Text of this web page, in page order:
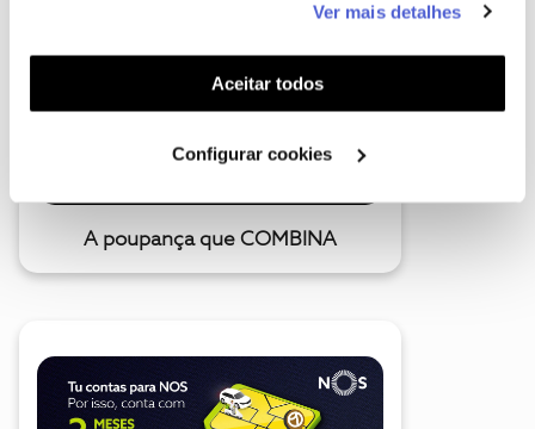
funcionalidades (cookies de personalização e
funcionalidade) e adaptar anúncios aos seus interesses
(cookies de publicidade personalizada). Pode gerir a
utilização dos cookies clicando em "Configurar
Ver mais detalhes
Aceitar todos
Configurar cookies
A poupança que COMBINA